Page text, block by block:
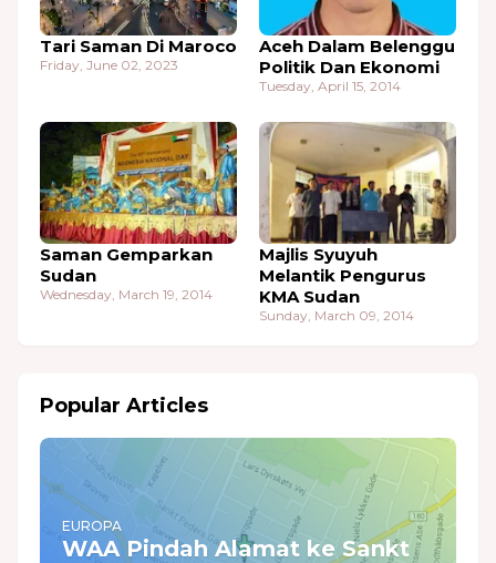
Tari Saman Di Maroco
Friday, June 02, 2023
Aceh Dalam Belenggu
Politik Dan Ekonomi
Tuesday, April 15, 2014
Saman Gemparkan
Sudan
Wednesday, March 19, 2014
Majlis Syuyuh
Melantik Pengurus
KMA Sudan
Sunday, March 09, 2014
Popular Articles
EUROPA
WAA Pindah Alamat ke Sankt